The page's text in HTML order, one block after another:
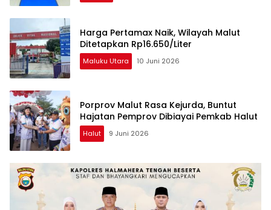
Harga Pertamax Naik, Wilayah Malut
Ditetapkan Rp16.650/Liter
Maluku Utara 10 Juni 2026
Porprov Malut Rasa Kejurda, Buntut
Hajatan Pemprov Dibiayai Pemkab Halut
Halut 9 Juni 2026